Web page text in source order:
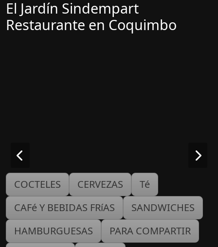
El Jardín Sindempart
Restaurante en Coquimbo
COCTELES CERVEZAS
Té
CAFé Y BEBIDAS FRíAS
SANDWICHES
HAMBURGUESAS
PARA COMPARTIR